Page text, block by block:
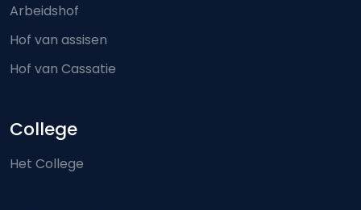
Arbeidshof
Hof van assisen
Hof van Cassatie
College
Het College